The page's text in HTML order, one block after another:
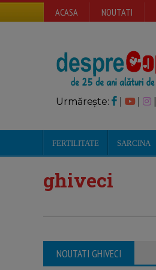
ACASA NOUTATI
Urmărește: |
FERTILITATE SARCINA
ghiveci
NOUTATI GHIVECI